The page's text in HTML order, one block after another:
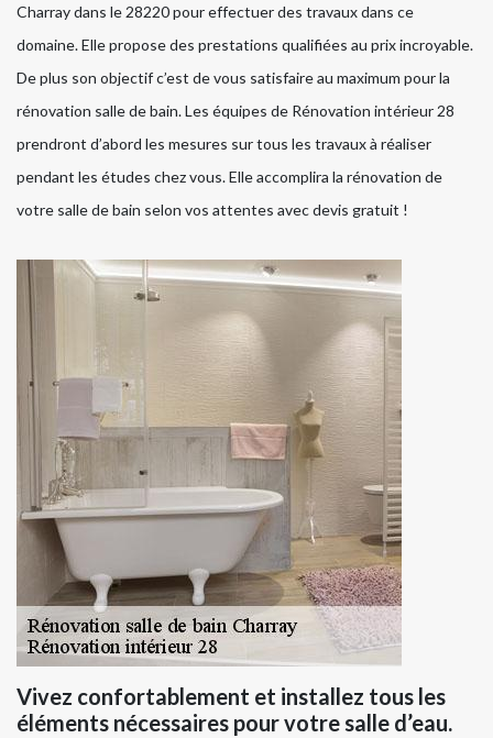
Charray dans le 28220 pour effectuer des travaux dans ce
domaine. Elle propose des prestations qualifiées au prix incroyable.
De plus son objectif c’est de vous satisfaire au maximum pour la
rénovation salle de bain. Les équipes de Rénovation intérieur 28
prendront d’abord les mesures sur tous les travaux à réaliser
pendant les études chez vous. Elle accomplira la rénovation de
votre salle de bain selon vos attentes avec devis gratuit !
Vivez confortablement et installez tous les
éléments nécessaires pour votre salle d’eau.